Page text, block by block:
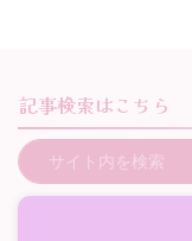
記事検索はこちら